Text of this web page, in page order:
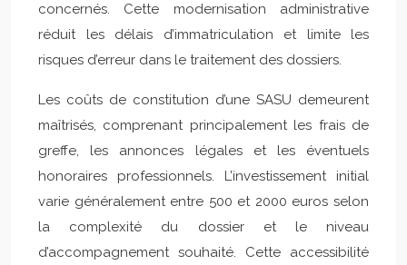
concernés. Cette modernisation administrative
réduit les délais d’immatriculation et limite les
risques d’erreur dans le traitement des dossiers.
Les coûts de constitution d’une SASU demeurent
maîtrisés, comprenant principalement les frais de
greffe, les annonces légales et les éventuels
honoraires professionnels. L’investissement initial
varie généralement entre 500 et 2000 euros selon
la complexité du dossier et le niveau
d’accompagnement souhaité. Cette accessibilité